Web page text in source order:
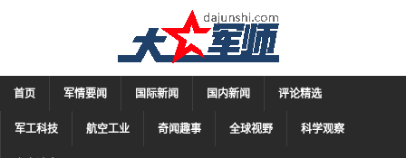
首页 军情要闻 国际新闻 国内新闻 评论精选
军工科技 航空工业 奇闻趣事 全球视野 科学观察